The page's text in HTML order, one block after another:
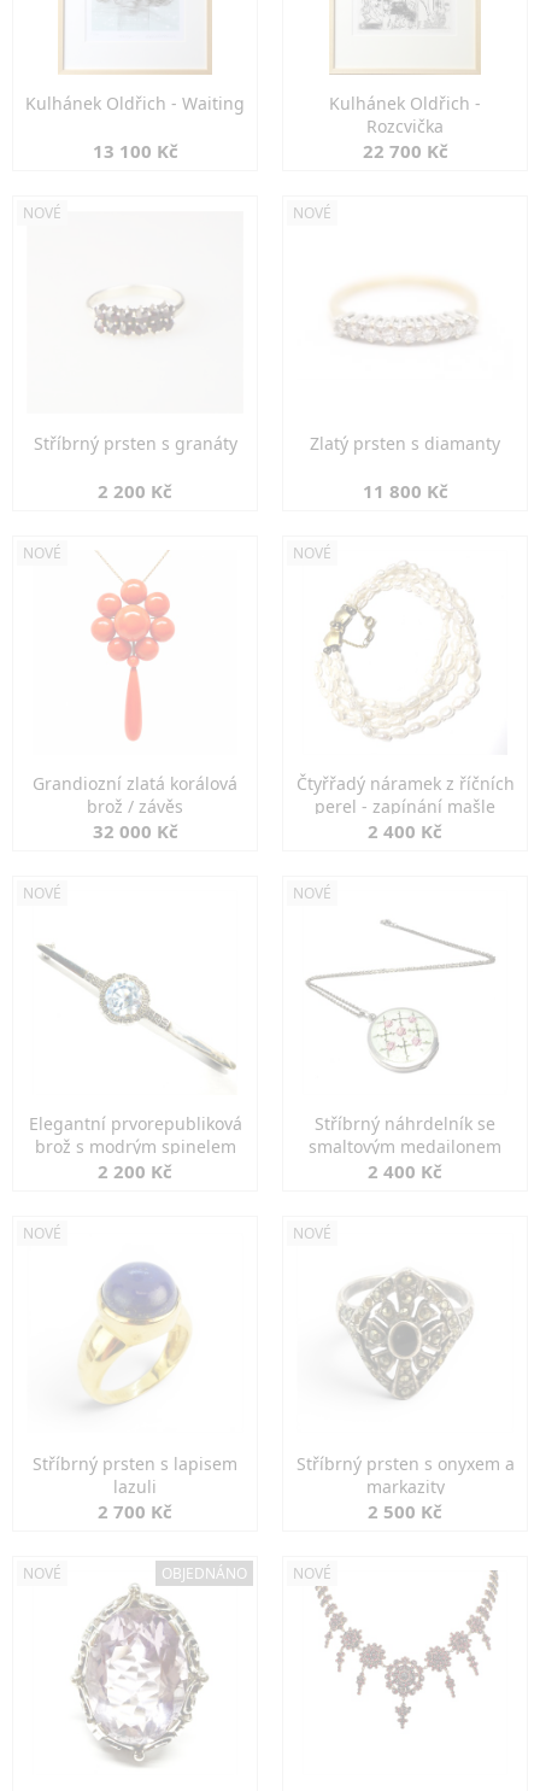
Kulhánek Oldřich - Waiting
13 100 Kč
Kulhánek Oldřich -
Rozcvička
22 700 Kč
NOVÉ
Stříbrný prsten s granáty
2 200 Kč
NOVÉ
Zlatý prsten s diamanty
11 800 Kč
NOVÉ
Grandiozní zlatá korálová
brož / závěs
32 000 Kč
NOVÉ
Čtyřřadý náramek z říčních
perel - zapínání mašle
2 400 Kč
NOVÉ
Elegantní prvorepubliková
brož s modrým spinelem
2 200 Kč
NOVÉ
Stříbrný náhrdelník se
smaltovým medailonem
2 400 Kč
NOVÉ
Stříbrný prsten s lapisem
lazuli
2 700 Kč
NOVÉ
Stříbrný prsten s onyxem a
markazity
2 500 Kč
NOVÉ OBJEDNÁNO NOVÉ